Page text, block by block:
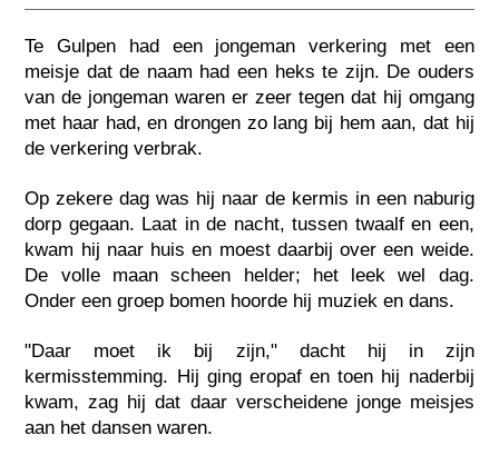
Te Gulpen had een jongeman verkering met een
meisje dat de naam had een heks te zijn. De ouders
van de jongeman waren er zeer tegen dat hij omgang
met haar had, en drongen zo lang bij hem aan, dat hij
de verkering verbrak.
Op zekere dag was hij naar de kermis in een naburig
dorp gegaan. Laat in de nacht, tussen twaalf en een,
kwam hij naar huis en moest daarbij over een weide.
De volle maan scheen helder; het leek wel dag.
Onder een groep bomen hoorde hij muziek en dans.
"Daar moet ik bij zijn," dacht hij in zijn
kermisstemming. Hij ging eropaf en toen hij naderbij
kwam, zag hij dat daar verscheidene jonge meisjes
aan het dansen waren.